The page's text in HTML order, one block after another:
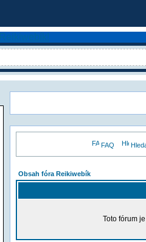
FAQ
Obsah fóra Reikiwebík
Toto fórum